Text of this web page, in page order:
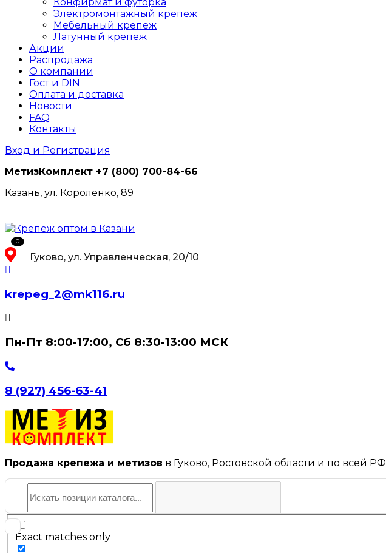
Электромонтажный крепеж
Мебельный крепеж
Латунный крепеж
Акции
Распродажа
О компании
Гост и DIN
Оплата и доставка
Новости
FAQ
Контакты
Вход и Регистрация
МетизКомплект +7 (800) 700-84-66
Казань, ул. Короленко, 89
0
Гуково, ул. Управленческая, 20/10
krepeg_2@mk116.ru
Пн-Пт 8:00-17:00, Сб 8:30-13:00 МСК
8 (927) 456-63-41
Продажа крепежа и метизов в Гуково, Ростовской области и по всей РФ
Exact matches only